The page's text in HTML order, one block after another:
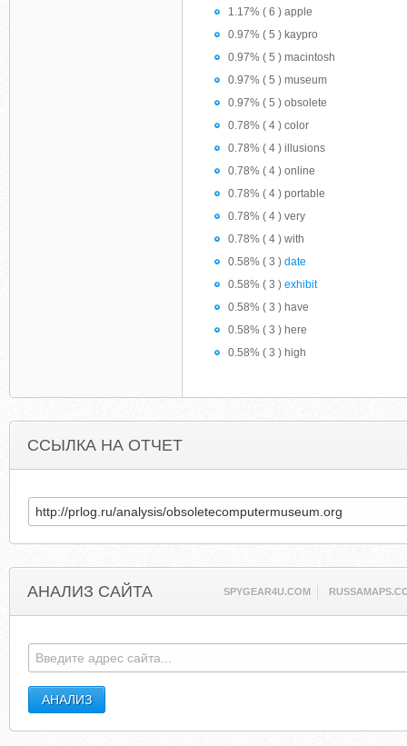
1.17% ( 6 ) apple
0.97% ( 5 ) kaypro
0.97% ( 5 ) macintosh
0.97% ( 5 ) museum
0.97% ( 5 ) obsolete
0.78% ( 4 ) color
0.78% ( 4 ) illusions
0.78% ( 4 ) online
0.78% ( 4 ) portable
0.78% ( 4 ) very
0.78% ( 4 ) with
0.58% ( 3 ) date
0.58% ( 3 ) exhibit
0.58% ( 3 ) have
0.58% ( 3 ) here
0.58% ( 3 ) high
ССЫЛКА НА ОТЧЕТ
АНАЛИЗ САЙТА SPYGEAR4U.COM